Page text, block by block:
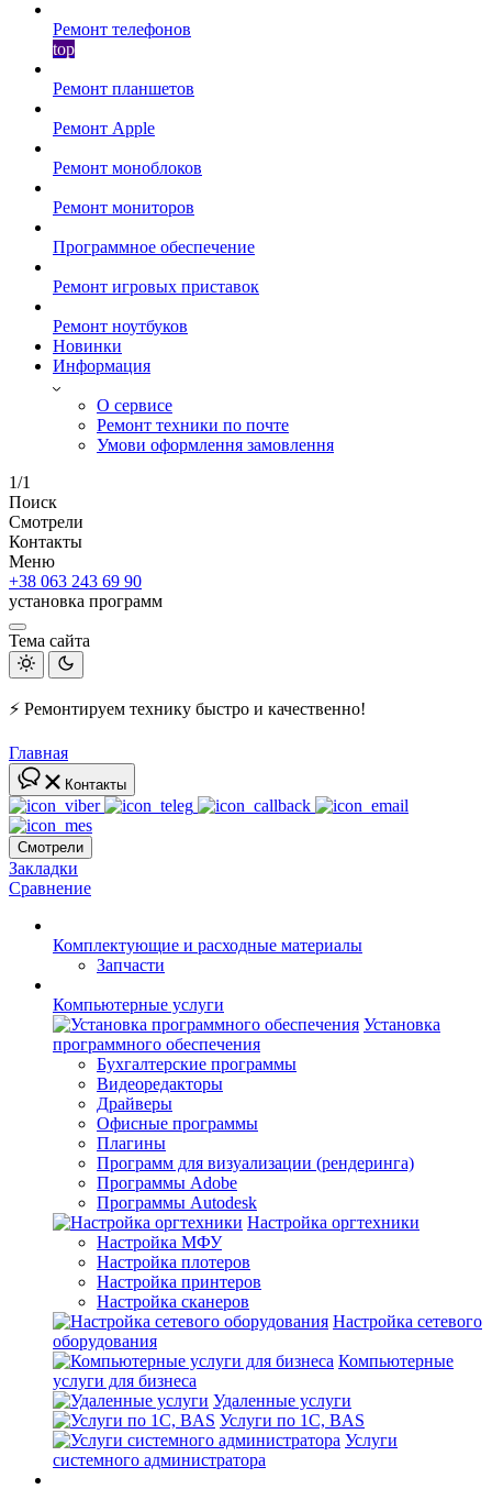
Ремонт телефонов
top
Ремонт планшетов
Ремонт Apple
Ремонт моноблоков
Ремонт мониторов
Программное обеспечение
Ремонт игровых приставок
Ремонт ноутбуков
Новинки
Информация
О сервисе
Ремонт техники по почте
Умови оформлення замовлення
1/1
Поиск
Смотрели
Контакты
Меню
+38 063 243 69 90
установка программ
Тема сайта
⚡ Ремонтируем технику быстро и качественно!
Главная
Контакты
Смотрели
Закладки
Сравнение
Комплектующие и расходные материалы
Запчасти
Компьютерные услуги
Установка
программного обеспечения
Бухгалтерские программы
Видеоредакторы
Драйверы
Офисные программы
Плагины
Программ для визуализации (рендеринга)
Программы Adobe
Программы Autodesk
Настройка оргтехники
Настройка МФУ
Настройка плотеров
Настройка принтеров
Настройка сканеров
Настройка сетевого
оборудования
Компьютерные
услуги для бизнеса
Удаленные услуги
Услуги по 1С, BAS
Услуги
системного администратора